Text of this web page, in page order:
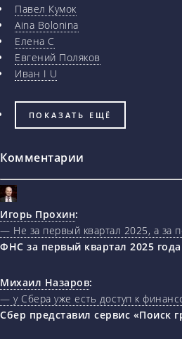
Павел Кумок
Aina Bolonina
Елена С
Евгений Поляков
Иван I U
ПОКАЗАТЬ ЕЩЁ
Комментарии
Игорь Прохин:
— Не за первый квартал 2025, а за
ФНС за первый квартал 2025
Михаил Назаров:
— у Сбера уже есть доступ к
Сбер представил сервис «Поиск